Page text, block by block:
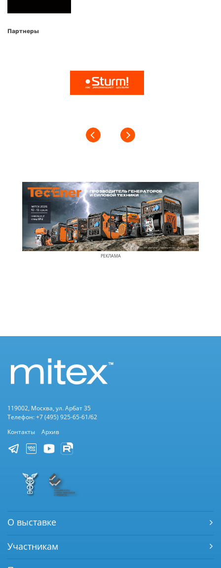
Партнеры
РЕКЛАМА
119002, Москва, ул. Арбат 35
Телефон: +7 (495) 925-65-61/62
Контакты
Архив
О выставке
Участникам